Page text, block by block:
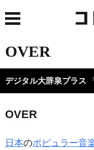
OVER
デジタル大辞泉プラス
OVER
日本のポピュラー音